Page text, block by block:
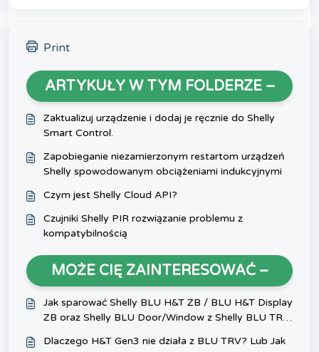
Print
ARTYKUŁY W TYM FOLDERZE –
Zaktualizuj urządzenie i dodaj je ręcznie do Shelly
Smart Control.
Zapobieganie niezamierzonym restartom urządzeń
Shelly spowodowanym obciążeniami indukcyjnymi
Czym jest Shelly Cloud API?
Czujniki Shelly PIR rozwiązanie problemu z
kompatybilnością
MOŻE CIĘ ZAINTERESOWAĆ –
Jak sparować Shelly BLU H&T ZB / BLU H&T Display
ZB oraz Shelly BLU Door/Window z Shelly BLU TRV
Dlaczego H&T Gen3 nie działa z BLU TRV? Lub Jak